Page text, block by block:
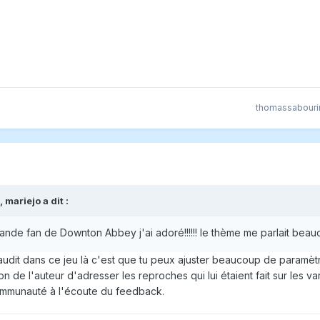
mariejoa dit :
fan de Downton Abbey j'ai adoré!!!!!! le thème me parlait
dans ce jeu là c'est que tu peux ajuster beaucoup de
de l'auteur d'adresser les reproches qui lui étaient fait sur les
à l'écoute du feedback.